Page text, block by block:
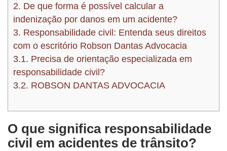
2. De que forma é possível calcular a
indenização por danos em um acidente?
3. Responsabilidade civil: Entenda seus direitos
com o escritório Robson Dantas Advocacia
3.1. Precisa de orientação especializada em
responsabilidade civil?
3.2. ROBSON DANTAS ADVOCACIA
O que significa responsabilidade
civil em acidentes de trânsito?